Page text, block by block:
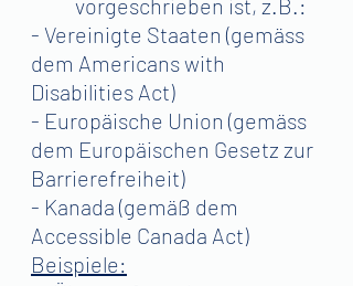
vorgeschrieben ist, z.B.:
- Vereinigte Staaten (gemäss
dem Americans with
Disabilities Act)
- Europäische Union (gemäss
dem Europäischen Gesetz zur
Barrierefreiheit)
- Kanada (gemäß dem
Accessible Canada Act)
Beispiele: